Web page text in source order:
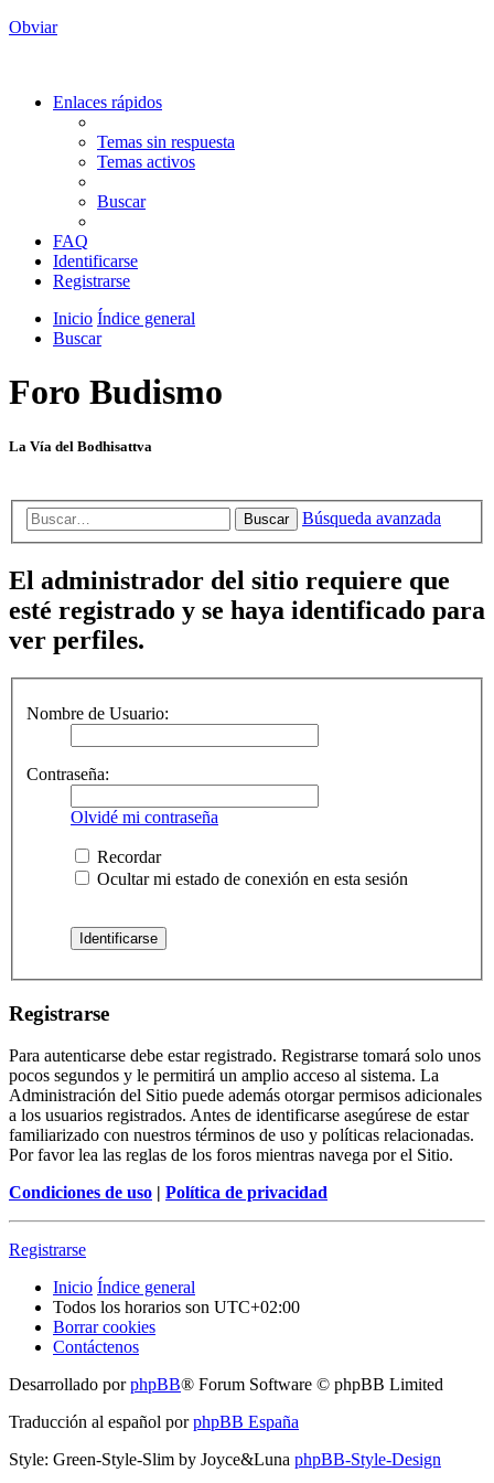
Obviar
Enlaces rápidos
Temas sin respuesta
Temas activos
Buscar
FAQ
Identificarse
Registrarse
Inicio Índice general
Buscar
Foro Budismo
La Vía del Bodhisattva
Buscar Búsqueda avanzada
El administrador del sitio requiere que
esté registrado y se haya identificado para
ver perfiles.
Nombre de Usuario:
Contraseña:
Olvidé mi contraseña
Recordar
Ocultar mi estado de conexión en esta sesión
Registrarse
Para autenticarse debe estar registrado. Registrarse tomará solo unos
pocos segundos y le permitirá un amplio acceso al sistema. La
Administración del Sitio puede además otorgar permisos adicionales
a los usuarios registrados. Antes de identificarse asegúrese de estar
familiarizado con nuestros términos de uso y políticas relacionadas.
Por favor lea las reglas de los foros mientras navega por el Sitio.
Condiciones de uso | Política de privacidad
Registrarse
Inicio Índice general
Todos los horarios son UTC+02:00
Borrar cookies
Contáctenos
Desarrollado porphpBB® Forum Software © phpBB Limited
Traducción al español porphpBB España
Style: Green-Style-Slim by Joyce&Luna phpBB-Style-Design